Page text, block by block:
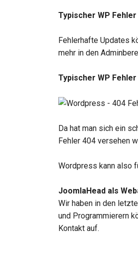
Typischer WP
Fehlerhafte Updates
mehr in den
Typischer WP
Da hat man sich ein
Fehler 404 versehen
Wordpress kann also
JoomlaHead als
Wir haben in den
und Programmierern
Kontakt auf.